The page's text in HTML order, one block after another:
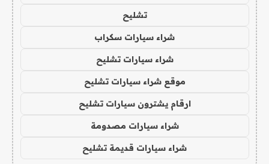
تشليح
شراء سيارات سكراب
شراء سيارات تشليح
موقع شراء سيارات تشليح
ارقام يشترون سيارات تشليح
شراء سيارات مصدومة
شراء سيارات قديمة تشليح